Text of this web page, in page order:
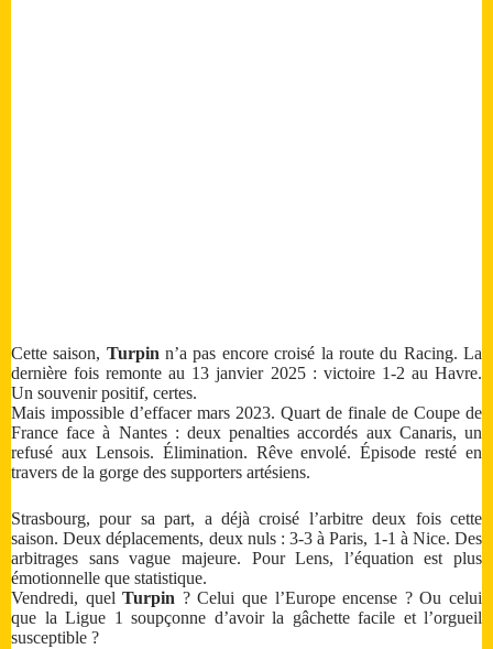
Cette saison, Turpin n’a pas encore croisé la route du Racing. La
dernière fois remonte au 13 janvier 2025 : victoire 1-2 au Havre.
Un souvenir positif, certes.
Mais impossible d’effacer mars 2023. Quart de finale de Coupe de
France face à Nantes : deux penalties accordés aux Canaris, un
refusé aux Lensois. Élimination. Rêve envolé. Épisode resté en
travers de la gorge des supporters artésiens.
Strasbourg, pour sa part, a déjà croisé l’arbitre deux fois cette
saison. Deux déplacements, deux nuls : 3-3 à Paris, 1-1 à Nice. Des
arbitrages sans vague majeure. Pour Lens, l’équation est plus
émotionnelle que statistique.
Vendredi, quelTurpin ? Celui que l’Europe encense ? Ou celui
que la Ligue 1 soupçonne d’avoir la gâchette facile et l’orgueil
susceptible ?